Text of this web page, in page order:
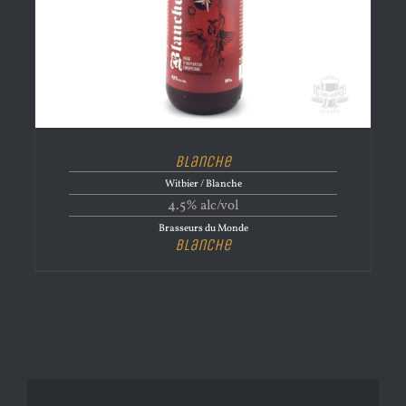
Blanche
Witbier / Blanche
4.5% alc/vol
Brasseurs du Monde
Blanche